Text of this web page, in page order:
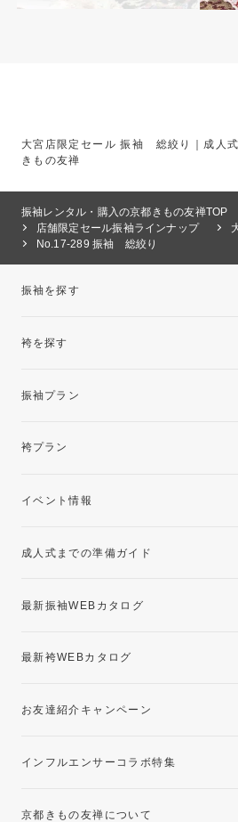
大宮店限定セール 振袖 総絞り｜成人
きもの友禅
振袖レンタル・購入の京都きもの友禅TOP
店舗限定セール振袖ラインナップ
No.17-289 振袖 総絞り
振袖を探す
袴を探す
振袖プラン
レンタルプラン
袴プラン
卒業袴レンタルプラン
イベント情報
成人式までの準備ガイド
最新振袖WEBカタログ
最新袴WEBカタログ
お友達紹介キャンペーン
インフルエンサーコラボ特集
京都きもの友禅について